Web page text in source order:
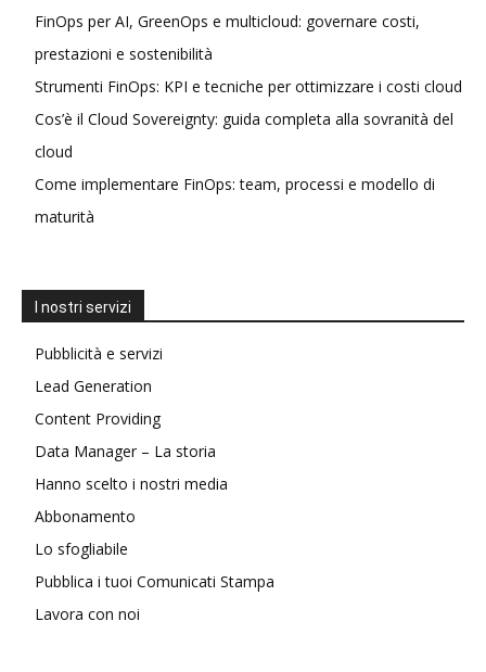
FinOps per AI, GreenOps e multicloud: governare costi,
prestazioni e sostenibilità
Strumenti FinOps: KPI e tecniche per ottimizzare i costi cloud
Cos’è il Cloud Sovereignty: guida completa alla sovranità del
cloud
Come implementare FinOps: team, processi e modello di
maturità
I nostri servizi
Pubblicità e servizi
Lead Generation
Content Providing
Data Manager – La storia
Hanno scelto i nostri media
Abbonamento
Lo sfogliabile
Pubblica i tuoi Comunicati Stampa
Lavora con noi